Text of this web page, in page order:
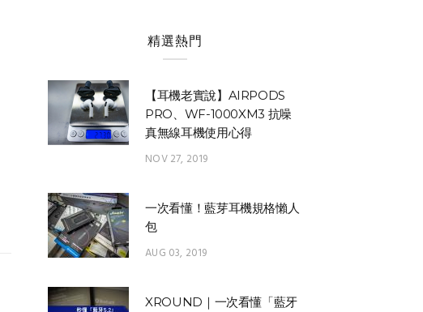
精選熱門
【耳機老實說】AIRPODS
PRO、WF-1000XM3 抗噪
真無線耳機使用心得
NOV 27, 2019
一次看懂！藍芽耳機規格懶人
包
AUG 03, 2019
XROUND｜一次看懂「藍牙